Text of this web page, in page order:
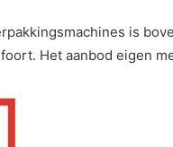
is
Het aanbod eigen